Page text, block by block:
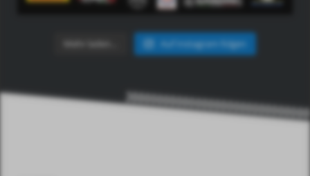
Mehr laden… Auf Instagram folgen